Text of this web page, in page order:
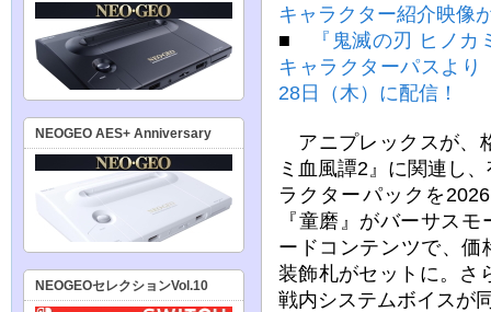
キャラクター紹介映像
■
『鬼滅の刃 ヒノ
キャラクターパスより
28日（木）に配信！
アニプレックスが、
ミ血風譚2』に関連し
ラクターパックを
『童磨』がバーサス
ードコンテンツで、
装飾札がセットに。さ
戦内システムボイスが
NEOGEO AES+ Anniversary
NEOGEOセレクションVol.10